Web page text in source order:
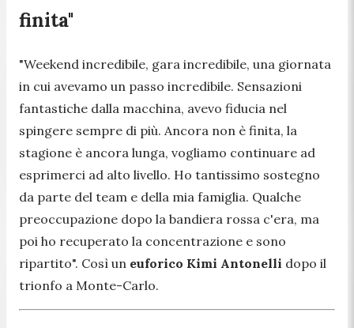
finita"
"Weekend incredibile, gara incredibile, una giornata
in cui avevamo un passo incredibile. Sensazioni
fantastiche dalla macchina, avevo fiducia nel
spingere sempre di più. Ancora non è finita, la
stagione è ancora lunga, vogliamo continuare ad
esprimerci ad alto livello. Ho tantissimo sostegno
da parte del team e della mia famiglia. Qualche
preoccupazione dopo la bandiera rossa c'era, ma
poi ho recuperato la concentrazione e sono
ripartito". Così un euforico Kimi Antonelli dopo il
trionfo a Monte-Carlo.